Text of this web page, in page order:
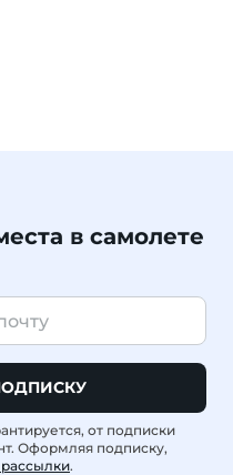
в самолете
от подписки
Оформляя подписку,
.